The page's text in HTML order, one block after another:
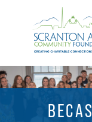
BECAS